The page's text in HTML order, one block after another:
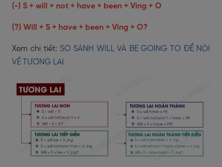
(-) S + will + not + have + been + Ving + O
(?) Will + S + have + been + Ving + O?
Xem chi tiết: SO SÁNH WILL VÀ BE GOING TO ĐỂ NÓI
VỀ TƯƠNG LAI